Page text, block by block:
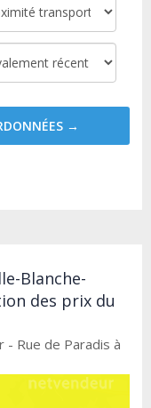
→
Blanche-
des prix du
- Rue de Paradis à